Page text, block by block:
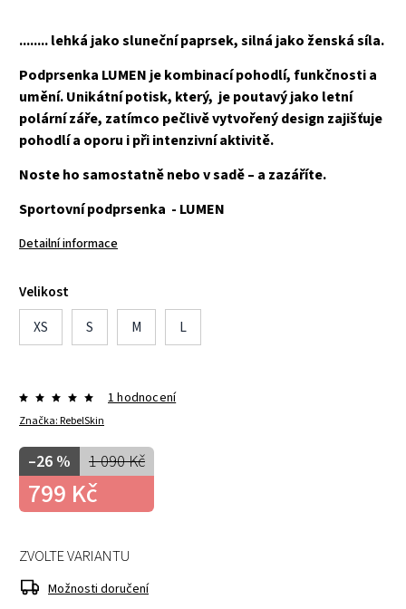
........ lehká jako sluneční paprsek, silná jako ženská síla.
Podprsenka LUMEN je kombinací pohodlí, funkčnosti a
umění. Unikátní potisk, který, je poutavý jako letní
polární záře, zatímco pečlivě vytvořený design zajišťuje
pohodlí a oporu i při intenzivní aktivitě.
Noste ho samostatně nebo v sadě – a zazáříte.
Sportovní podprsenka - LUMEN
Detailní informace
Velikost
XS
S M L
Značka:RebelSkin
1 hodnocení
1 090 Kč
–26 %
799 Kč
ZVOLTE VARIANTU
Možnosti doručení